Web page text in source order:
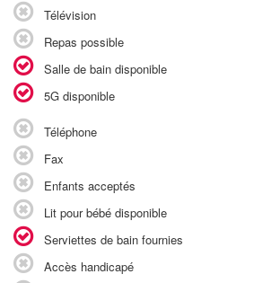
Télévision
Repas possible
Salle de bain disponible
5G disponible
Téléphone
Fax
Enfants acceptés
Lit pour bébé disponible
Serviettes de bain fournies
Accès handicapé